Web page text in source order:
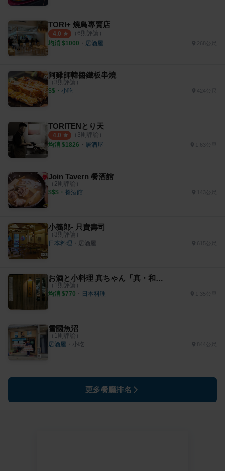
TORI+ 燒鳥專賣店
4.0 （ 6則評論）
均消 $1000 ・ 居酒屋 268公尺
阿雞師韓醬鐵板串燒
（ 3則評論）
$$ ・ 小吃 424公尺
TORITENとり天
4.0 （ 3則評論）
均消 $1826 ・ 居酒屋 1.63公里
Join Tavern 餐酒館
（ 2則評論）
$$$ ・ 餐酒館
小義郎- 只賣壽司
（ 3則評論）
日本料理 ・ 居酒屋 615公尺
お酒と小料理 真ちゃん「真・和食小料理」
（ 1則評論）
均消 $770 ・ 日本料理 1.35公里
雪國魚沼
（ 1則評論）
居酒屋 ・ 小吃
更多餐廳排名